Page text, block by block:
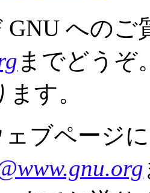
GNU への
までどうぞ
す。
ブページ